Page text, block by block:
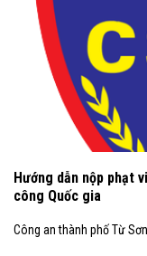
Hướng dẫn nộp phạt
công Quốc gia
Công an thành phố Từ